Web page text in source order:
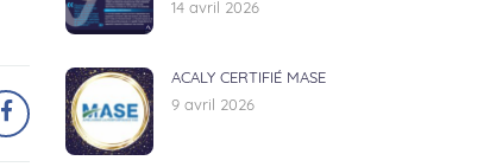
14 avril 2026
ACALY CERTIFIÉ MASE
9 avril 2026